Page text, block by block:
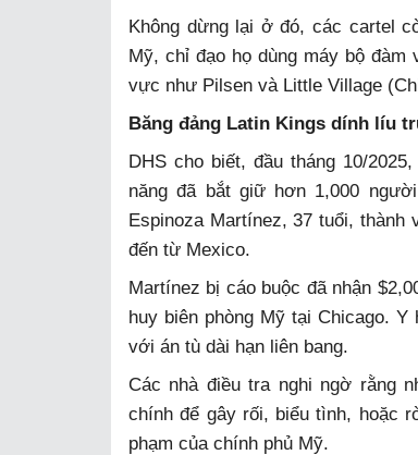
Không dừng lại ở đó, các cartel
Mỹ, chỉ đạo họ dùng máy bộ
vực như Pilsen và Little Village
Băng đảng Latin Kings dính líu
DHS cho biết, đầu tháng 10/
năng đã bắt giữ hơn 1,000
Espinoza Martínez, 37 tuổi, thành
đến từ Mexico.
Martínez bị cáo buộc đã nhận
huy biên phòng Mỹ tại Chicago.
với án tù dài hạn liên bang.
Các nhà điều tra nghi ngờ rằng
chính để gây rối, biểu tình, hoặc
phạm của chính phủ Mỹ.